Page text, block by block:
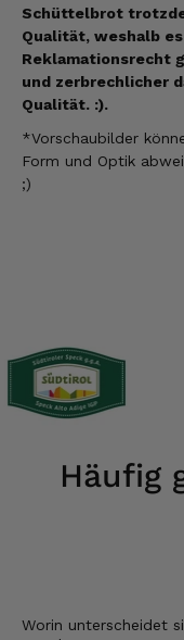
Schüttelbrot
Qualität, weshalb
Reklamationsrecht
und zerbrechlicher
Qualität. :).
*Vorschaubilder
Form und Optik
;)
Häufig
Worin unterscheidet